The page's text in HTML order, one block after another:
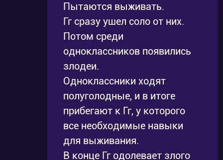
Пытаются выживать.
Гг сразу ушел соло от них.
Потом среди
одноклассников появились
злодеи.
Одноклассники ходят
полуголодные, и в итоге
прибегают к Гг, у которого
все необходимые навыки
для выживания.
В конце Гг одолевает злого